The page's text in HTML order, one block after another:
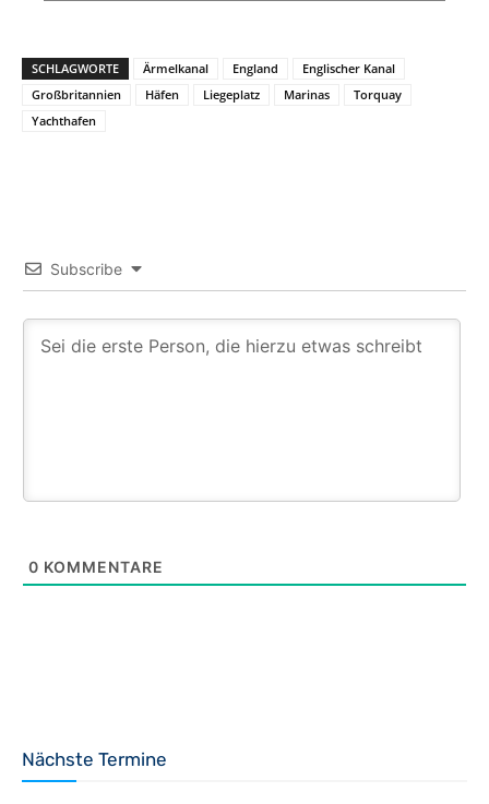
SCHLAGWORTE Ärmelkanal England
Englischer Kanal
Großbritannien
Häfen Liegeplatz Marinas
Torquay
Yachthafen
Subscribe
0 KOMMENTARE
Nächste Termine